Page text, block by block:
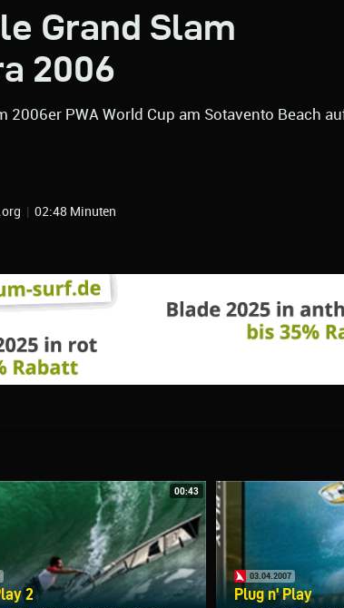
Grand Slam
2006
2006er PWA World Cup am Sotavento Beach
| 02:48 Minuten
00:43
2
03.04.2007
Plug n' Play